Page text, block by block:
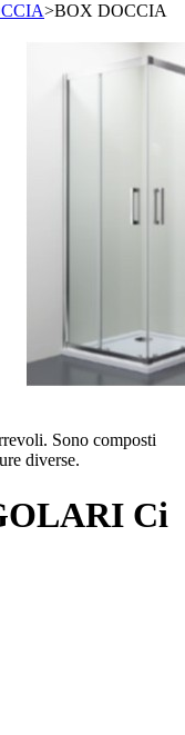
>BOX DOCCIA
Sono composti
diverse.
Ci